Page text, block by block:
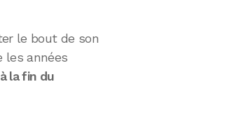
le bout de son
les années
la fin du